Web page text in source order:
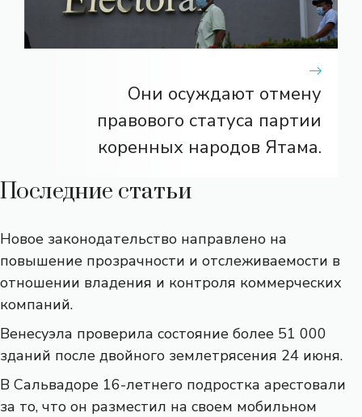
Они осуждают отмену
правового статуса партии
коренных народов Ятама.
Последние статьи
Новое законодательство направлено на
повышение прозрачности и отслеживаемости в
отношении владения и контроля коммерческих
компаний.
Венесуэла проверила состояние более 51 000
зданий после двойного землетрясения 24 июня.
В Сальвадоре 16-летнего подростка арестовали
за то, что он разместил на своем мобильном